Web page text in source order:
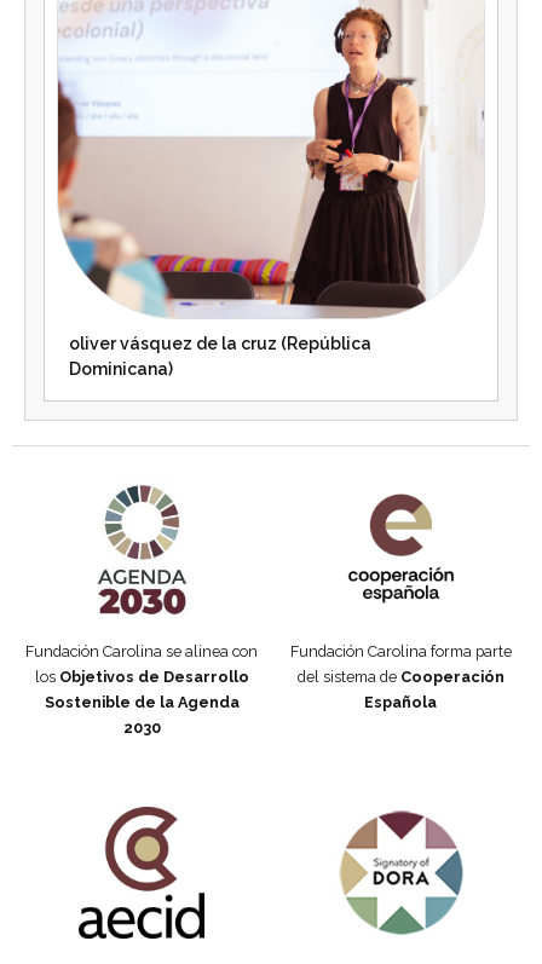
oliver vásquez de la cruz (República
Dominicana)
Fundación Carolina se alinea con
los Objetivos de Desarrollo
Sostenible de la Agenda
2030
Fundación Carolina forma parte
del sistema de Cooperación
Española